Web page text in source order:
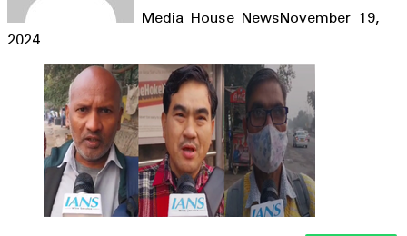
Media House NewsNovember 19,
2024
Facebook
LinkedIn
WhatsApp
Telegram